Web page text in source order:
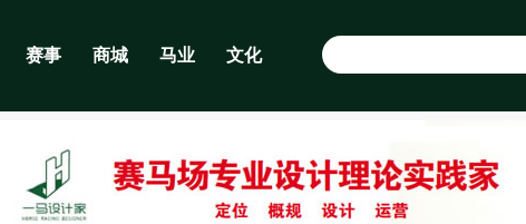
赛事 商城 马业 文化